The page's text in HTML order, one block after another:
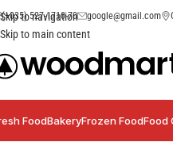
Skip to navigation
Skip to main content
(+035) 527-1710-70 google@gmail.com
FoodBakeryFrozen FoodFood